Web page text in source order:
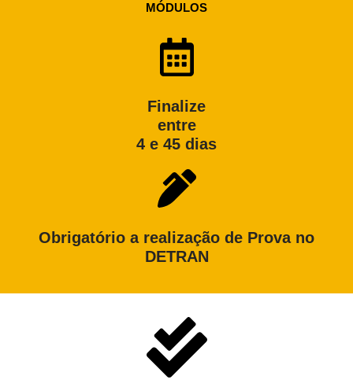
MÓDULOS
Finalize
entre
4 e 45 dias
Obrigatório a realização de Prova no
DETRAN